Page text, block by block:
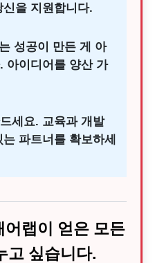
을 지원합니다.
성공이 만든 게 아
아이디어를 양산 가
세요. 교육과 개발
파트너를 확보하세
랩이 얻은 모든
고 싶습니다.